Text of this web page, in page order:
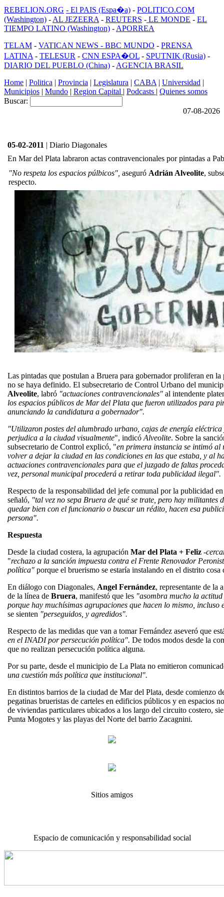
REBELION.ORG - El PAIS (Espa�a) - POLITICO.COM
(Washington) - AL JEZEERA - REUTERS - LE MONDE - EL
TIEMPO LATINO (Washington) - APORREA
TELAM - VATICAN NEWS - BBC MUNDO - PRENSA
LATINA - TELESUR - CNN ESPA�OL - SPUTNIK (Rusia) -
DIARIO DEL PUEBLO (China) - AGENCIA BRASIL
Home | Politica | Provincia | Legislatura | CABA | Universidad |
Municipios | Mundo | Region Capital | Podcasts | Quienes somos
Buscar:
07-08-2026
05-02-2011 | Diario Diagonales
En Mar del Plata labraron actas contravencionales por pintadas a
"No respeta los espacios púlbicos", aseguró Adrián Alveolite,
respecto.
Las pintadas que postulan a Bruera para gobernador proliferan en
no se haya definido. El subsecretario de Control Urbano del
Alveolite, labró "actuaciones contravencionales" al intendente
los espacios públicos de Mar del Plata que fueron utilizados para
anunciando la candidatura a gobernador".
"Utilizaron postes del alumbrado urbano, cajas de energía eléctrica
perjudica a la ciudad visualmente", indicó Alveolite. Sobre la
subsecretario de Control explicó, "en primera instancia se intimó al
volver a dejar la ciudad en las condiciones en las que estaba, y al
actuaciones contravencionales para que el juzgado de faltas
vez, personal municipal procederá a retirar toda publicidad ilegal".
Respecto de la responsabilidad del jefe comunal por la publicidad
señaló, "tal vez no sepa Bruera de qué se trate, pero hay militantes
quedar bien con el funcionario o buscar un rédito, hacen esa
persona".
Respuesta
Desde la ciudad costera, la agrupación Mar del Plata + Feliz -
"rechazo a la sanción impuesta contra el Frente Renovador
política" porque el bruerismo se estaría instalando en el distrito
En diálogo con Diagonales, Angel Fernández, representante de la
de la línea de Bruera, manifestó que les "asombra mucho la
porque hay muchísimas agrupaciones que hacen lo mismo, incluso
se sienten "perseguidos, y agredidos".
Respecto de las medidas que van a tomar Fernández aseveró que
en el INADI por persecución política". De todos modos desde la
que no realizan persecución política alguna.
Por su parte, desde el municipio de La Plata no emitieron
una cuestión más política que institucional".
En distintos barrios de la ciudad de Mar del Plata, desde comienzo
pegatinas brueristas de carteles en edificios públicos y en espacios
de viviendas particulares ubicados a los largo del circuito costero,
Punta Mogotes y las playas del Norte del barrio Zacagnini.
Sitios amigos
Espacio de comunicación y responsabilidad social